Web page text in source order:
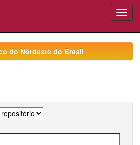
do Nordeste do Brasil